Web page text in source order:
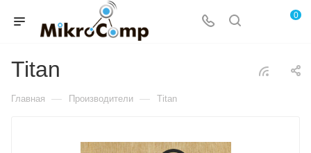
0
Titan
Главная — Производители — Titan